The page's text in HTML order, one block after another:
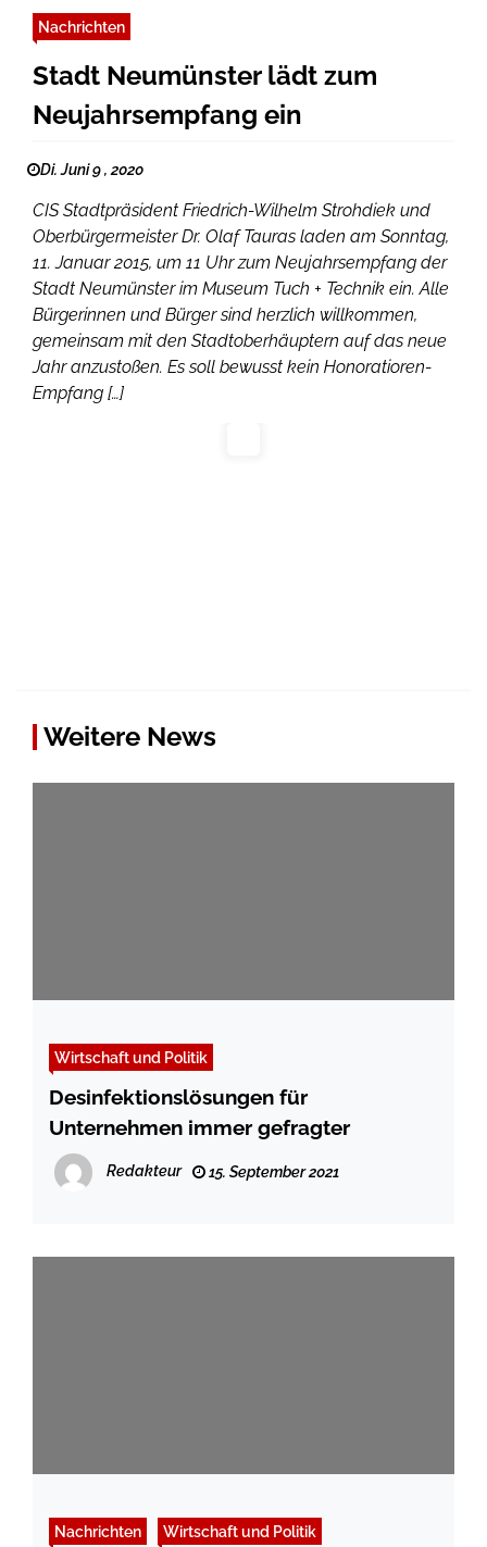
Nachrichten
Stadt Neumünster lädt zum
Neujahrsempfang ein
Di. Juni 9 , 2020
CIS Stadtpräsident Friedrich-Wilhelm Strohdiek und
Oberbürgermeister Dr. Olaf Tauras laden am Sonntag,
11. Januar 2015, um 11 Uhr zum Neujahrsempfang der
Stadt Neumünster im Museum Tuch + Technik ein. Alle
Bürgerinnen und Bürger sind herzlich willkommen,
gemeinsam mit den Stadtoberhäuptern auf das neue
Jahr anzustoßen. Es soll bewusst kein Honoratioren-
Empfang […]
Weitere News
Wirtschaft und Politik
Desinfektionslösungen für
Unternehmen immer gefragter
Redakteur 15. September 2021
Nachrichten Wirtschaft und Politik